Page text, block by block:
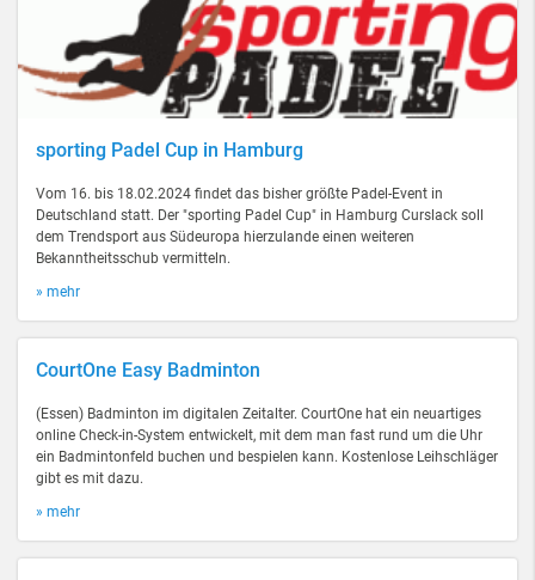
sporting Padel Cup in Hamburg
Vom 16. bis 18.02.2024 findet das bisher größte Padel-Event in
Deutschland statt. Der "sporting Padel Cup" in Hamburg Curslack soll
dem Trendsport aus Südeuropa hierzulande einen weiteren
Bekanntheitsschub vermitteln.
» mehr
CourtOne Easy Badminton
(Essen) Badminton im digitalen Zeitalter. CourtOne hat ein neuartiges
online Check-in-System entwickelt, mit dem man fast rund um die Uhr
ein Badmintonfeld buchen und bespielen kann. Kostenlose Leihschläger
gibt es mit dazu.
» mehr